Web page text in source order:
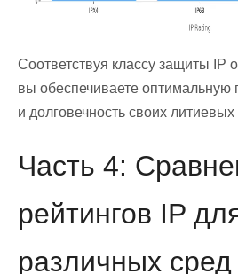
Соответствуя классу защиты IP
вы обеспечиваете оптимальную
и долговечность своих литиевых
Часть 4:
рейтингов IP
различных сред